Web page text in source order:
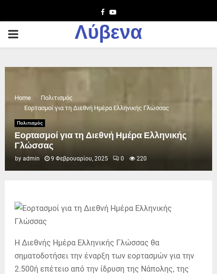
Facebook
Youtube
PRIMARY
Λύβενα
Home
Πολιτισμός
Εορτασμοί για τη Διεθνή Ημέρα Ελληνικής Γλώσσας
Πολιτισμός
Εορτασμοί για τη Διεθνή Ημέρα Ελληνικής
Γλώσσας
by admin 9 Φεβρουαρίου, 2025 0 220
Η Διεθνής Ημέρα Ελληνικής Γλώσσας θα
σηματοδοτήσει την έναρξη των εορτασμών για την
2.500ή επέτειο από την ίδρυση της Νάπολης, της